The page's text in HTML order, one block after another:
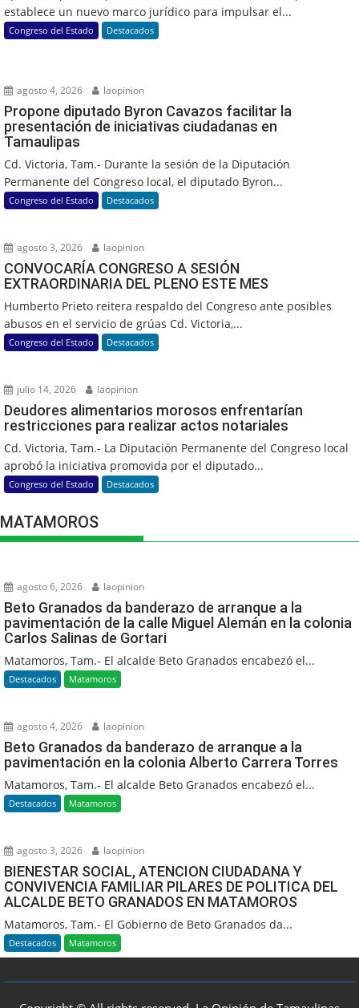
establece un nuevo marco jurídico para impulsar el...
Congreso del Estado Destacados
agosto 4, 2026 laopinion
Propone diputado Byron Cavazos facilitar la
presentación de iniciativas ciudadanas en
Tamaulipas
Cd. Victoria, Tam.- Durante la sesión de la Diputación
Permanente del Congreso local, el diputado Byron...
Congreso del Estado Destacados
agosto 3, 2026 laopinion
CONVOCARÍA CONGRESO A SESIÓN
EXTRAORDINARIA DEL PLENO ESTE MES
Humberto Prieto reitera respaldo del Congreso ante posibles
abusos en el servicio de grúas Cd. Victoria,...
Congreso del Estado Destacados
julio 14, 2026 laopinion
Deudores alimentarios morosos enfrentarían
restricciones para realizar actos notariales
Cd. Victoria, Tam.- La Diputación Permanente del Congreso local
aprobó la iniciativa promovida por el diputado...
Congreso del Estado Destacados
MATAMOROS
agosto 6, 2026 laopinion
Beto Granados da banderazo de arranque a la
pavimentación de la calle Miguel Alemán en la colonia
Carlos Salinas de Gortari
Matamoros, Tam.- El alcalde Beto Granados encabezó el...
Destacados Matamoros
agosto 4, 2026 laopinion
Beto Granados da banderazo de arranque a la
pavimentación en la colonia Alberto Carrera Torres
Matamoros, Tam.- El alcalde Beto Granados encabezó el...
Destacados Matamoros
agosto 3, 2026 laopinion
BIENESTAR SOCIAL, ATENCION CIUDADANA Y
CONVIVENCIA FAMILIAR PILARES DE POLITICA DEL
ALCALDE BETO GRANADOS EN MATAMOROS
Matamoros, Tam.- El Gobierno de Beto Granados da...
Destacados Matamoros